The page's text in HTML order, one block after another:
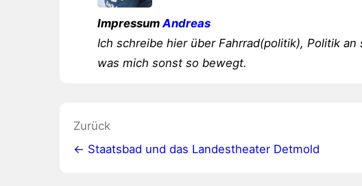
ImpressumAndreas
Ich schreibe hier über Fahrrad(politik), Politik
was mich sonst so bewegt.
Beitragsnavigation
Zurück
← Staatsbad und das Landestheater Detmold